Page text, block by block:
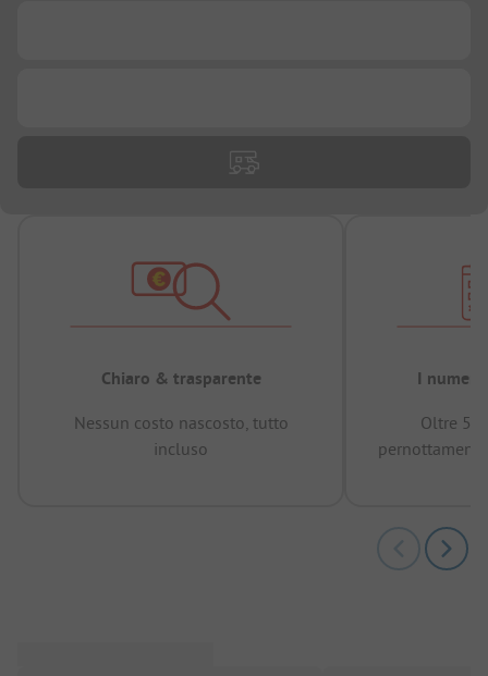
Chiaro & trasparente
Nessun costo nascosto, tutto
incluso
I numeri
Oltre